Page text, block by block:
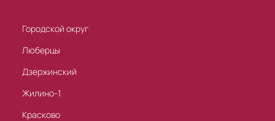
Городской округ
Люберцы
Дзержинский
Жилино-1
Красково